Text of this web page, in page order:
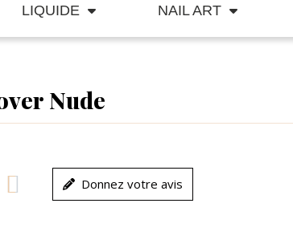
LIQUIDE NAIL ART
Nude
 Donnez votre avis